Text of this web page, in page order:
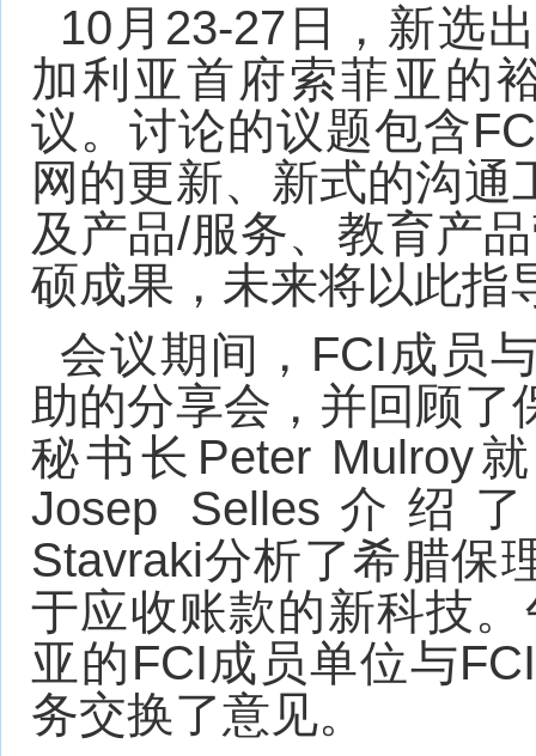
10月23-27日，新选
加利亚首府索菲亚的
议。讨论的议题包含
网的更新、新式的沟
及产品/服务、教育产
硕成果，未来将以此指
会议期间，FCI成员
助的分享会，并回顾了
秘书长Peter Mulroy
Josep Selles介绍
Stavraki分析了希腊保
于应收账款的新科技
亚的FCI成员单位与
务交换了意见。